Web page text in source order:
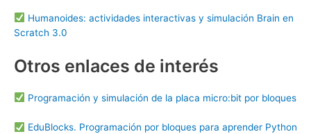
Humanoides: actividades interactivas y simulación Brain en
Scratch 3.0
Otros enlaces de interés
Programación y simulación de la placa micro:bit por bloques
EduBlocks. Programación por bloques para aprender Python